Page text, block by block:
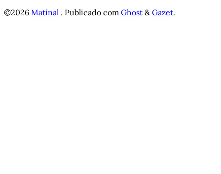
©2026 Matinal . Publicado com Ghost & Gazet.